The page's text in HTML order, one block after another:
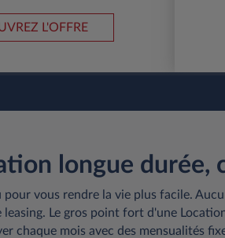
L'OFFRE
longue durée,
vous rendre la vie plus facile.
Le gros point fort d'une
chaque mois avec des mensualités